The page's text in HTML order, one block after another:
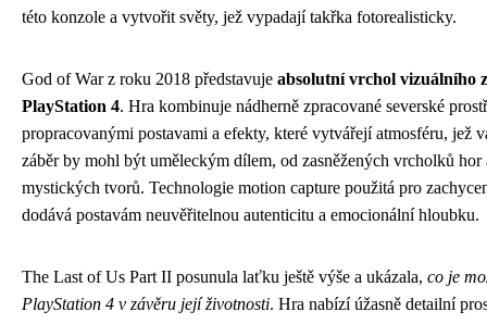
této konzole a vytvořit světy, jež vypadají takřka fotorealisticky.
God of War z roku 2018 představuje absolutní vrchol vizuálního
PlayStation 4. Hra kombinuje nádherně zpracované severské
propracovanými postavami a efekty, které vytvářejí atmosféru, jež
záběr by mohl být uměleckým dílem, od zasněžených vrcholků hor
mystických tvorů. Technologie motion capture použitá pro
dodává postavám neuvěřitelnou autenticitu a emocionální hloubku.
The Last of Us Part II posunula laťku ještě výše a ukázala, co je
PlayStation 4 v závěru její životnosti. Hra nabízí úžasně detailní